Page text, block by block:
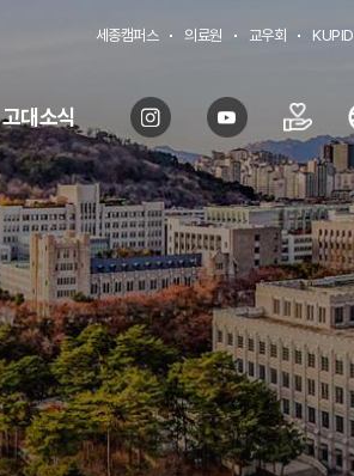
세종캠퍼스 의료원 교우회 KUPID
고대소식